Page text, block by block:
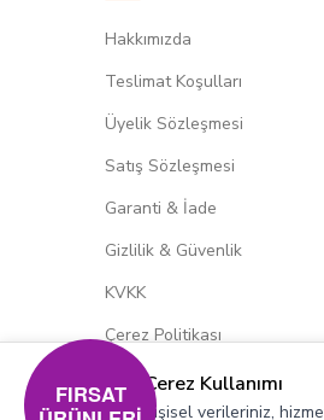
Hakkımızda
Teslimat Koşulları
Üyelik Sözleşmesi
Satış Sözleşmesi
Garanti & İade
Gizlilik & Güvenlik
KVKK
Çerez Politikası
Çerez Kullanımı
Kişisel verileriniz,
FIRSAT